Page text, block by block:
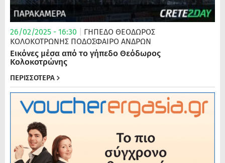
26/02/2025 - 16:30
ΓΗΠΕΔΟ ΘΕΟΔΩΡΟΣ
ΚΟΛΟΚΟΤΡΩΝΗΣ ΠΟΔΌΣΦΑΙΡΟ ΑΝΔΡΏΝ
Εικόνες μέσα από το γήπεδο Θεόδωρος
Κολοκοτρώνης
ΠΕΡΙΣΣΟΤΕΡΑ